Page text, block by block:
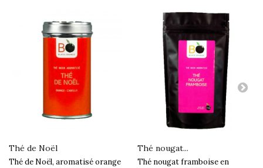
Thé de Noël
Thé de Noël, aromatisé orange
Thé nougat...
Thé nougat framboise en